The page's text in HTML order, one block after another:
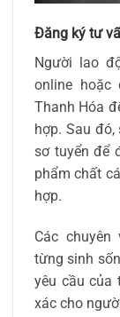
Đăng ký tư
Người lao
online hoặc
Thanh Hóa
hợp. Sau
sơ tuyển để
phẩm chất
hợp.
Các
từng sinh
yêu cầu của
xác cho